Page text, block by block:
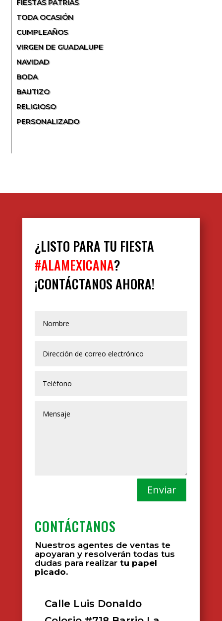
FIESTAS PATRIAS
TODA OCASIÓN
CUMPLEAÑOS
VIRGEN DE GUADALUPE
NAVIDAD
BODA
BAUTIZO
RELIGIOSO
PERSONALIZADO
¿LISTO PARA TU FIESTA
#ALAMEXICANA?
¡CONTÁCTANOS AHORA!
Enviar
CONTÁCTANOS
Nuestros agentes de ventas te
apoyaran y resolverán todas tus
dudas para realizartu papel
picado.
Calle Luis Donaldo